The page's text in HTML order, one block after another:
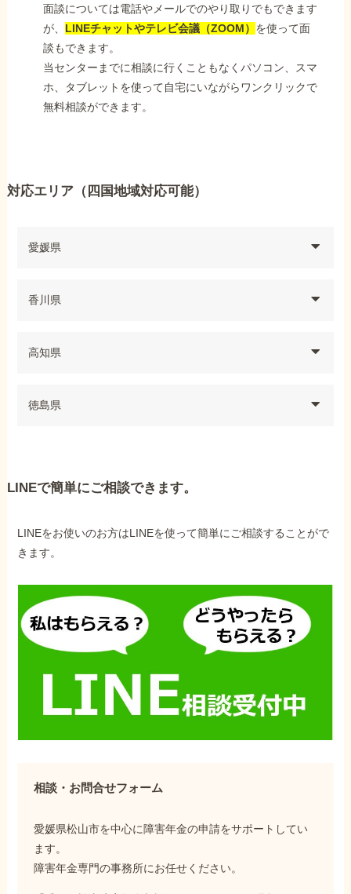
面談については電話やメールでのやり取りでもできます
が、 LINEチャットやテレビ会議（ZOOM） を使って面
談もできます。
当センターまでに相談に行くこともなくパソコン、スマ
ホ、タブレットを使って自宅にいながらワンクリックで
無料相談ができます。
対応エリア（四国地域対応可能）
愛媛県
香川県
高知県
徳島県
LINEで簡単にご相談できます。
LINEをお使いのお方はLINEを使って簡単にご相談することがで
きます。
相談・お問合せフォーム
愛媛県松山市を中心に障害年金の申請をサポートしてい
ます。
障害年金専門の事務所にお任せください。